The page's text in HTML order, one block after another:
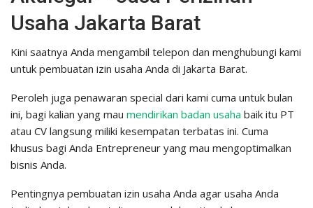
Usaha Jakarta Barat
Kini saatnya Anda mengambil telepon dan menghubungi kami
untuk pembuatan izin usaha Anda di Jakarta Barat.
Peroleh juga penawaran special dari kami cuma untuk bulan
ini, bagi kalian yang mau mendirikan badan usaha baik itu PT
atau CV langsung miliki kesempatan terbatas ini. Cuma
khusus bagi Anda Entrepreneur yang mau mengoptimalkan
bisnis Anda.
Pentingnya pembuatan izin usaha Anda agar usaha Anda